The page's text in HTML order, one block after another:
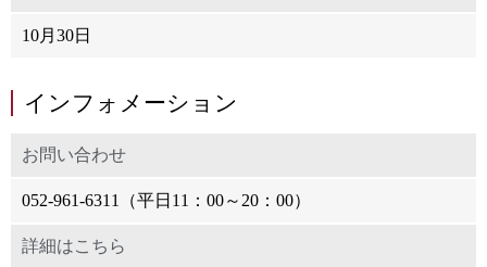
10月30日
インフォメーション
お問い合わせ
052-961-6311（平日11：00～20：00）
詳細はこちら